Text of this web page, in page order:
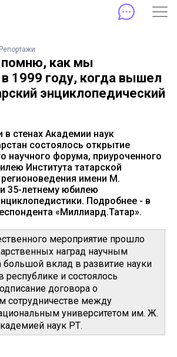
Репортажи
помню, как мы
1999 году, когда вышел
энциклопедический
в стенах Академии наук
состоялось открытие
научного форума, приуроченного
Института татарской
имени М.
35-летнему юбилею
Подробнее - в
«Миллиард.Татар».
мероприятие прошло
наград научным
большой вклад в развитие науки
республике и состоялось
договора о
сотрудничестве между
университетом им. Ж.
наук РТ.